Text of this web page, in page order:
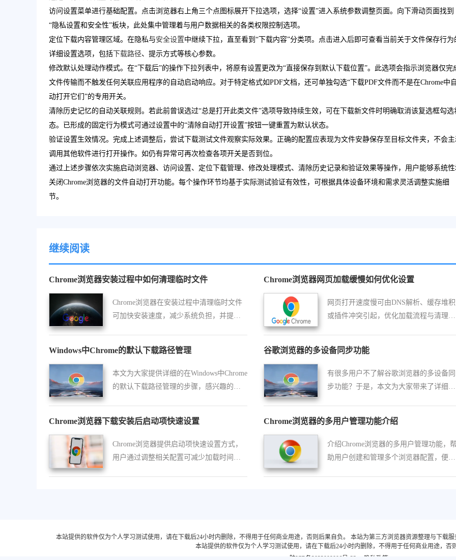
访问设置菜单进行基础配置。点击浏览器右上角三个点图标展开下拉选项，选择“设置”进入系统参数调整页面。向下滑动页面找到
“隐私设置和安全性”板块，此处集中管理着与用户数据相关的各类权限控制选项。
定位下载内容管理区域。在隐私与安全设置中继续下拉，直至看到“下载内容”分类项。点击进入后即可查看当前关于文件保存行为
详细设置选项，包括 下载路径、提示方式等核心参数。
修改默认处理动作模式。在“下载后”的操作下拉列表中，将原有设置更改为“直接保存到默认下载位置”。此选项会指示浏览器仅完
文件传输而不触发任何关联应用程序的自动启动响应。对于特定格式如PDF文档，还可单独勾选“下载PDF文件而不是在Chrome中自
动打开它们”的专用开关。
清除历史记忆的自动关联规则。若此前曾误选过“总是打开此类文件”选项导致持续生效，可在下载新文件时明确取消该复选框勾选
态。已形成的固定行为模式可通过设置中的“清除自动打开设置”按钮一键重置为默认状态。
验证设置生效情况。完成上述调整后，尝试下载测试文件观察实际效果。正确的配置应表现为文件安静保存至目标文件夹，不会
调用其他软件进行打开操作。如仍有异常可再次检查各项开关是否到位。
通过上述步骤依次实施启动浏览器、访问设置、定位下载管理、修改处理模式、清除历史记录和验证效果等操作，用户能够系统性
关闭Chrome浏览器的文件自动打开功能。每个操作环节均基于实际测试验证有效性，可根据具体设备环境和需求灵活调整实施细
节。
继续阅读
Chrome浏览器安装过程中如何清理临时文件
Chrome浏览器在安装过程中清理临时文件
可加快安装速度，减少系统负担，并提高
Chrome浏览器网页加载缓慢如何优化设置
网页打开速度慢可由DNS解析、缓存堆积
或插件冲突引起，优化加载流程与清理数
Windows中Chrome的默认下载路径管理
本文为大家提供详细的在Windows中Chrome
的默认下载路径管理的步骤，感兴趣的用
谷歌浏览器的多设备同步功能
有很多用户不了解谷歌浏览器的多设备同
步功能？于是，本文为大家带来了详细的
Chrome浏览器下载安装后启动项快速设置
Chrome浏览器提供启动项快速设置方式，
用户通过调整相关配置可减少加载时间并
Chrome浏览器的多用户管理功能介绍
介绍Chrome浏览器的多用户管理功能，帮
助用户创建和管理多个浏览器配置，便捷
本站提供的软件仅为个人学习测试使用，请在下载后24小时内删除，不得用于任何商业用途，否则后果自负。
本站为第三方浏览器资源整理与下载服
本站提供的软件仅为个人学习测试使用，请在下载后24小时内删除，不得用于任何商业用途，否
陕ICP备2022009006号-23
隐私政策